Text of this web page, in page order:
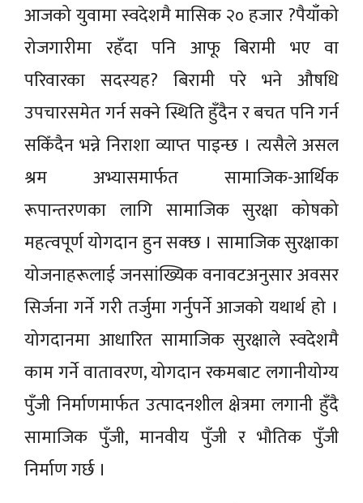
आजको युवामा स्वदेशमै मासिक २० हजार ?पैयाँको
रोजगारीमा रहँदा पनि आफू बिरामी भए वा
परिवारका सदस्यह? बिरामी परे भने औषधि
उपचारसमेत गर्न सक्ने स्थिति हुँदैन र बचत पनि गर्न
सकिँदैन भन्ने निराशा व्याप्त पाइन्छ । त्यसैले असल
श्रम अभ्यासमार्फत सामाजिक-आर्थिक
रूपान्तरणका लागि सामाजिक सुरक्षा कोषको
महत्‍वपूर्ण योगदान हुन सक्छ । सामाजिक सुरक्षाका
योजनाहरूलाई जनसांख्यिक वनावटअनुसार अवसर
सिर्जना गर्ने गरी तर्जुमा गर्नुपर्ने आजको यथार्थ हो ।
योगदानमा आधारित सामाजिक सुरक्षाले स्वदेशमै
काम गर्ने वातावरण, योगदान रकमबाट लगानीयोग्य
पुँजी निर्माणमार्फत उत्पादनशील क्षेत्रमा लगानी हुँदै
सामाजिक पुँजी, मानवीय पुँजी र भौतिक पुँजी
निर्माण गर्छ ।